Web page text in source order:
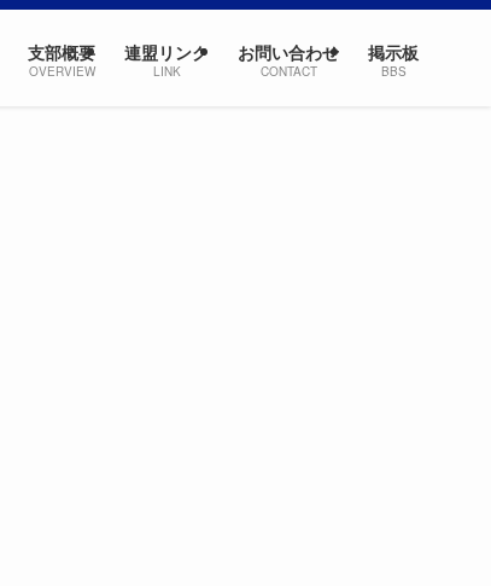
支部概要
OVERVIEW
連盟リンク
LINK
お問い合わせ
CONTACT
掲示板
BBS